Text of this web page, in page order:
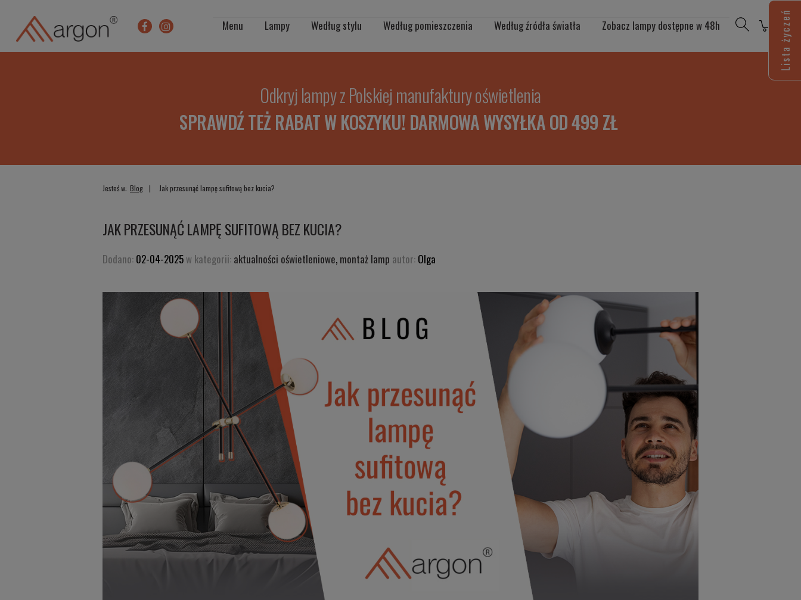
Menu Lampy Według stylu Według pomieszczenia Według źródła światła Zobacz lampy dostępne w 48h
Odkryj lampy z Polskiej manufaktury oświetlenia
SPRAWDŹ TEŻ RABAT W KOSZYKU! DARMOWA WYSYŁKA OD 499 ZŁ
Jesteś w: Blog Jak przesunąć lampę sufitową bez kucia?
JAK PRZESUNĄĆ LAMPĘ SUFITOWĄ BEZ KUCIA?
Dodano: 02-04-2025 w kategorii: aktualności oświetleniowe, montaż lamp autor: Olga
Lista życzeń